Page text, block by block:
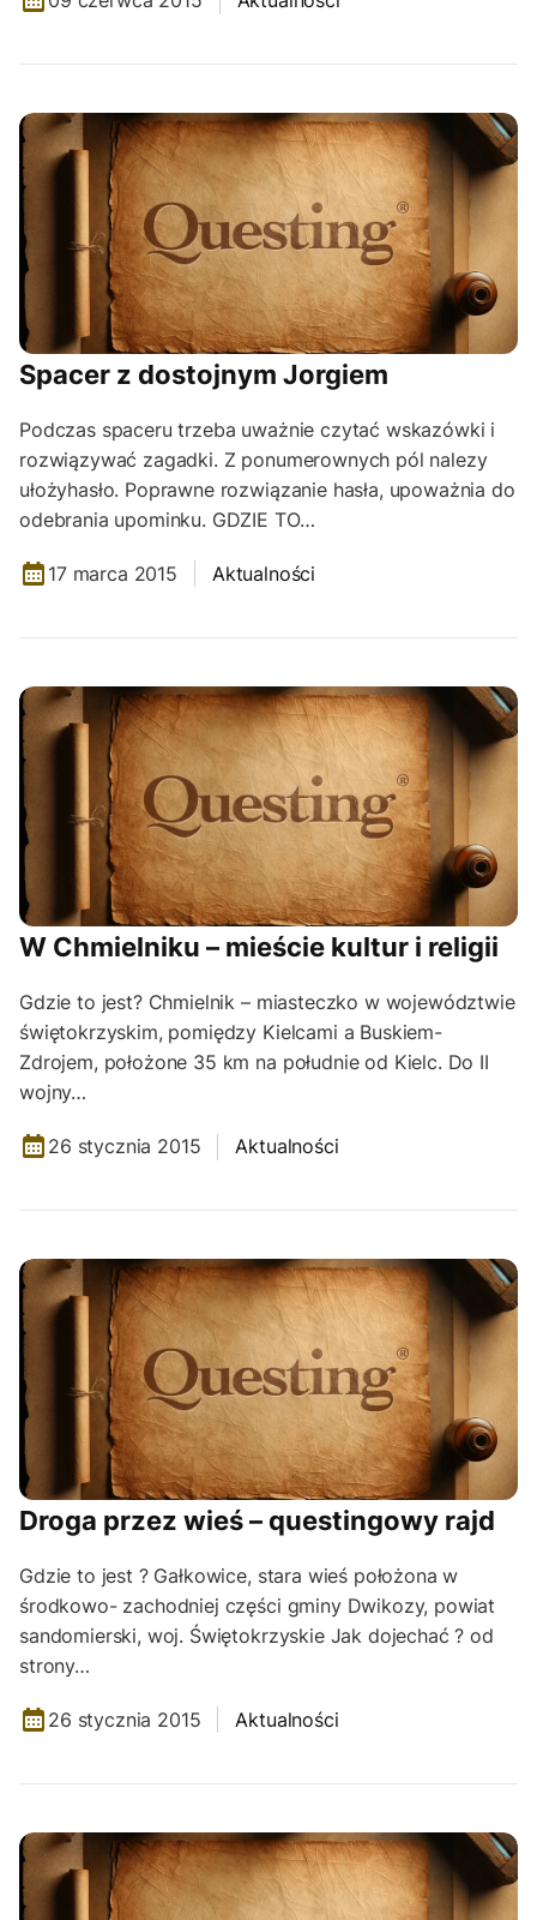
Spacer z dostojnym Jorgiem
Podczas spaceru trzeba uważnie czytać wskazówki i
rozwiązywać zagadki. Z ponumerownych pól nalezy
ułożyhasło. Poprawne rozwiązanie hasła, upoważnia do
odebrania upominku. GDZIE TO…
17 marca 2015 Aktualności
W Chmielniku – mieście kultur i religii
Gdzie to jest? Chmielnik – miasteczko w województwie
świętokrzyskim, pomiędzy Kielcami a Buskiem-
Zdrojem, położone 35 km na południe od Kielc. Do II
wojny…
26 stycznia 2015 Aktualności
Droga przez wieś – questingowy rajd
Gdzie to jest ? Gałkowice, stara wieś położona w
środkowo- zachodniej części gminy Dwikozy, powiat
sandomierski, woj. Świętokrzyskie Jak dojechać ? od
strony…
26 stycznia 2015 Aktualności